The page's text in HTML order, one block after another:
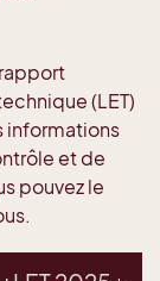
(LET)
informations
et de
pouvez le